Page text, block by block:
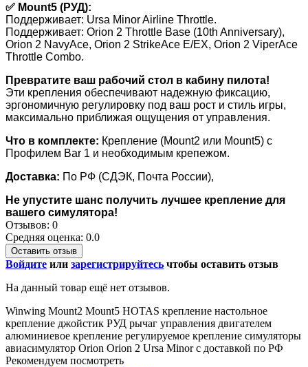
✅ Mount5 (РУД):
Поддерживает: Ursa Minor Airline Throttle.
Поддерживает: Orion 2 Throttle Base (10th Anniversary),
Orion 2 NavyAce, Orion 2 StrikeAce E/EX, Orion 2 ViperAce
Throttle Combo.
Превратите ваш рабочий стол в кабину пилота!
Эти крепления обеспечивают надежную фиксацию,
эргономичную регулировку под ваш рост и стиль игры,
максимально приближая ощущения от управления.
Что в комплекте: Крепление (Mount2 или Mount5) с
Профилем Bar 1 и необходимым крепежом.
Доставка: По РФ (СДЭК, Почта России),
Не упустите шанс получить лучшее крепление для
вашего симулятора!
Отзывов: 0
Средняя оценка: 0.0
Оставить отзыв
Войдите или зарегистрируйтесь чтобы оставить отзыв
На данный товар ещё нет отзывов.
Winwing Mount2 Mount5 HOTAS крепление настольное
крепление джойстик РУД рычаг управления двигателем
алюминиевое крепление регулируемое крепление симуляторы
авиасимулятор Orion Orion 2 Ursa Minor с доставкой по РФ
Рекомендуем посмотреть